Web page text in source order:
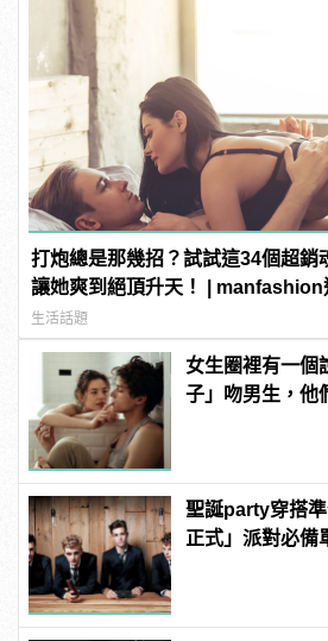
打炮總是那幾招？試試這34個超銷
讓她爽到絕頂升天！ | manfashion
生活話題
女生圈裡有一個
子」吻男生，他
聖誕party穿搭
正式」派對必備